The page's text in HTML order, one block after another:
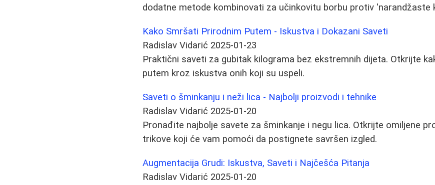
dodatne metode kombinovati za učinkovitu borbu protiv 'narandžaste
Kako Smršati Prirodnim Putem - Iskustva i Dokazani Saveti
Radislav Vidarić 2025-01-23
Praktični saveti za gubitak kilograma bez ekstremnih dijeta. Otkrijte
putem kroz iskustva onih koji su uspeli.
Saveti o šminkanju i neži lica - Najbolji proizvodi i tehnike
Radislav Vidarić 2025-01-20
Pronađite najbolje savete za šminkanje i negu lica. Otkrijte omiljene
trikove koji će vam pomoći da postignete savršen izgled.
Augmentacija Grudi: Iskustva, Saveti i Najčešća Pitanja
Radislav Vidarić 2025-01-20